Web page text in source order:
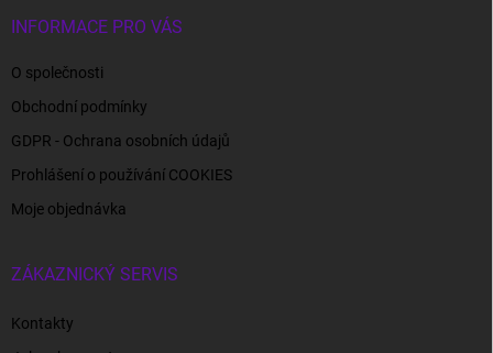
INFORMACE PRO VÁS
O společnosti
Obchodní podmínky
GDPR - Ochrana osobních údajů
Prohlášení o používání COOKIES
Moje objednávka
ZÁKAZNICKÝ SERVIS
Kontakty